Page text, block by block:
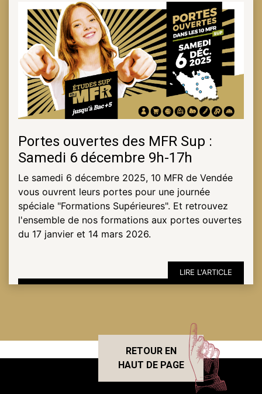
Portes ouvertes des MFR Sup :
Samedi 6 décembre 9h-17h
Le samedi 6 décembre 2025, 10 MFR de Vendée
vous ouvrent leurs portes pour une journée
spéciale "Formations Supérieures". Et retrouvez
l'ensemble de nos formations aux portes ouvertes
du 17 janvier et 14 mars 2026.
LIRE L'ARTICLE
RETOUR EN
HAUT DE PAGE